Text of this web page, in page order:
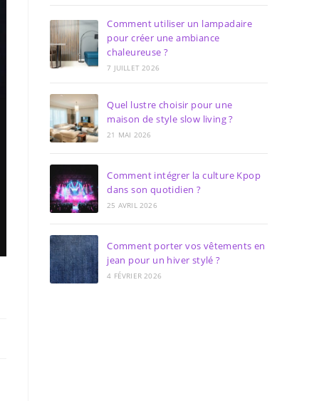
Comment utiliser un lampadaire
pour créer une ambiance
chaleureuse ?
7 JUILLET 2026
Quel lustre choisir pour une
maison de style slow living ?
21 MAI 2026
Comment intégrer la culture Kpop
dans son quotidien ?
25 AVRIL 2026
Comment porter vos vêtements en
jean pour un hiver stylé ?
4 FÉVRIER 2026